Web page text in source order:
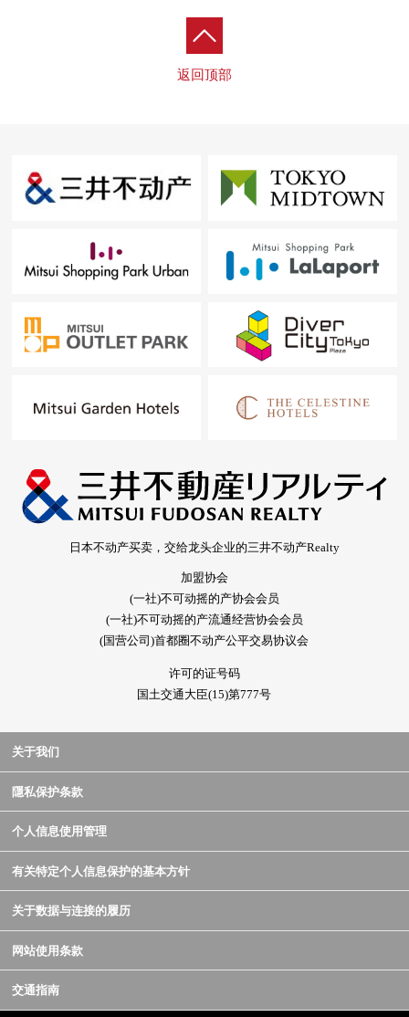
返回顶部
日本不动产买卖，交给龙头企业的三井不动产Realty
加盟协会
(一社)不可动摇的产协会会员
(一社)不可动摇的产流通经营协会会员
(国营公司)首都圈不动产公平交易协议会
许可的证号码
国土交通大臣(15)第777号
关于我们
隱私保护条款
个人信息使用管理
有关特定个人信息保护的基本方针
关于数据与连接的履历
网站使用条款
交通指南